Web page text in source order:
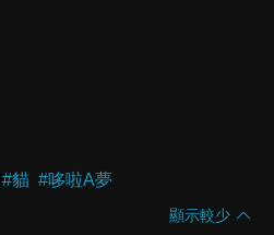
#貓 #哆啦A夢
顯示較少